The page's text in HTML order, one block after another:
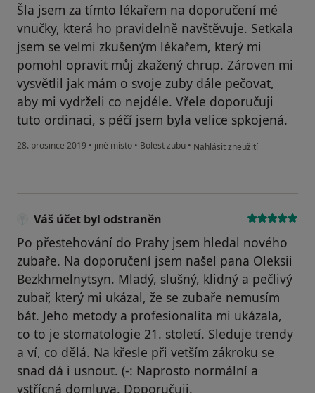
Šla jsem za tímto lékařem na doporučení mé
vnučky, která ho pravidelně navštěvuje. Setkala
jsem se velmi zkušeným lékařem, který mi
pomohl opravit můj zkažený chrup. Zároven mi
vysvětlil jak mám o svoje zuby dále pečovat,
aby mi vydrželi co nejdéle. Vřele doporučuji
tuto ordinaci, s péčí jsem byla velice spkojená.
28. prosince 2019 • jiné místo • Bolest zubu • podle názoru uživatele Váš
Nahlásit zneužití
Váš účet byl odstraněn
Po přestehování do Prahy jsem hledal nového
zubaře. Na doporučení jsem našel pana Oleksii
Bezkhmelnytsyn. Mladý, slušný, klidný a pečlivý
zubař, který mi ukázal, že se zubaře nemusím
bát. Jeho metody a profesionalita mi ukázala,
co to je stomatologie 21. století. Sleduje trendy
a ví, co dělá. Na křesle při vetším zákroku se
snad dá i usnout. (-: Naprosto normální a
vstřícná domluva. Doporučuji.